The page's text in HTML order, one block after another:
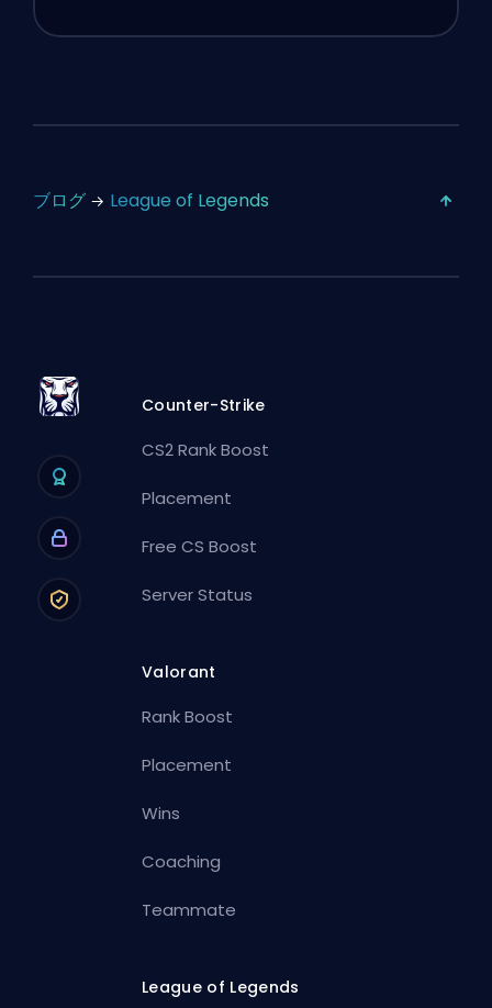
ブログ League of Legends
Counter-Strike
CS2 Rank Boost
Placement
Free CS Boost
Server Status
Valorant
Rank Boost
Placement
Wins
Coaching
Teammate
League of Legends